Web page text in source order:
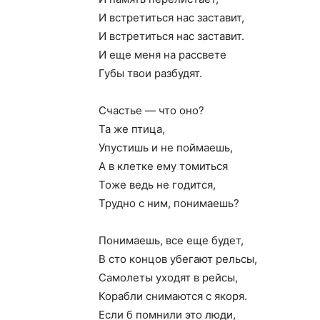
И встретиться нас заставит,
И встретиться нас заставит.
И еще меня на рассвете
Губы твои разбудят.
Счастье — что оно?
Та же птица,
Упустишь и не поймаешь,
А в клетке ему томиться
Тоже ведь не годится,
Трудно с ним, понимаешь?
Понимаешь, все еще будет,
В сто концов убегают рельсы,
Самолеты уходят в рейсы,
Корабли снимаются с якоря.
Если б помнили это люди,